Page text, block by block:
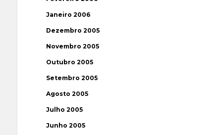
Janeiro 2006
Dezembro 2005
Novembro 2005
Outubro 2005
Setembro 2005
Agosto 2005
Julho 2005
Junho 2005